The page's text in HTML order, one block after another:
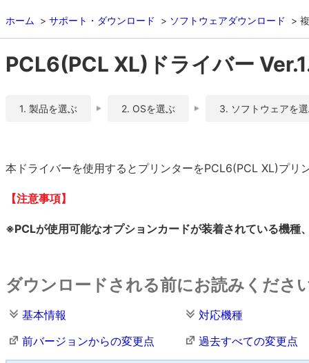
ホーム サポート・ダウンロード ソフトウェアダウンロード
PCL6(PCL XL)ドライバー
1. 製品を選ぶ 2. OSを選ぶ 3. ソフトウェアを
本ドライバーを使用するとプリンターをPCL6(PCL XL)プリ
【注意事項】
※PCLが使用可能なオプションカードが装着されている機
ダウンロードされる前にお読みくださ
基本情報
対応機種
前バージョンからの変更点
過去すべての変更点